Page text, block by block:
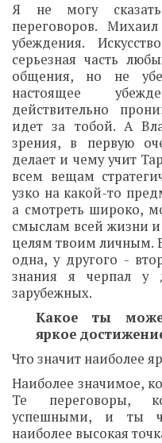
Я не могу
переговоров.
убеждения.
серьезная часть
общения, но не
настоящее
действительно
идет за тобой. А
зрения, в первую
делает и чему учит
всем вещам
узко на какой-то
а смотреть широко,
смыслам всей жизни
целям твоим личным.
одна, у другого -
знания я черпал у
зарубежных.
Какое ты
яркое
Что значит наиболее
Наиболее значимое,
Те переговоры,
успешными, и ты
наиболее высокая